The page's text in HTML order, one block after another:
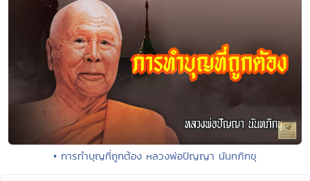
• การทำบุญที่ถูกต้อง หลวงพ่อปัญญา นันทภิกขุ